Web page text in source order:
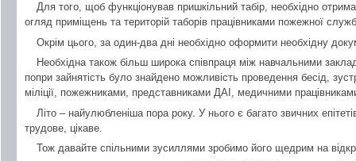
Для того, щоб функціонував пришкільний табір, необхідно
огляд приміщень та територій таборів працівниками пожежної
Окрім цього, за один-два дні необхідно оформити необхідну
Необхідна також більш широка співпраця між навчальними
попри зайнятість було знайдено можливість проведення бесід,
міліції, пожежниками, представниками ДАІ, медичними
Літо – найулюбленіша пора року. У нього є багато звичних
трудове, цікаве.
Тож давайте спільними зусиллями зробимо його щедрим на